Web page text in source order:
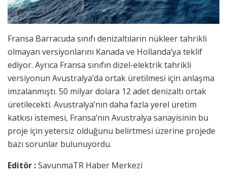
Fransa Barracuda sınıfı denizaltıların nükleer tahrikli
olmayan versiyonlarını Kanada ve Hollanda’ya teklif
ediyor. Ayrıca Fransa sınıfın dizel-elektrik tahrikli
versiyonun Avustralya’da ortak üretilmesi için anlaşma
imzalanmıştı. 50 milyar dolara 12 adet denizaltı ortak
üretilecekti. Avustralya’nın daha fazla yerel üretim
katkısı istemesi, Fransa’nın Avustralya sanayisinin bu
proje için yetersiz olduğunu belirtmesi üzerine projede
bazı sorunlar bulunuyordu.
Editör :SavunmaTR Haber Merkezi